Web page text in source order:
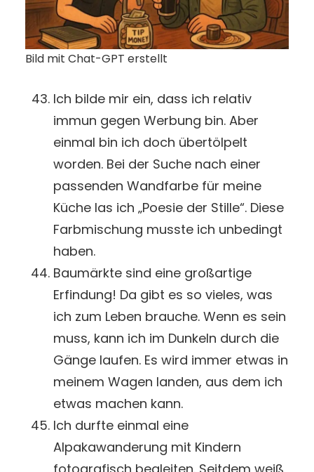
Bild mit Chat-GPT erstellt
Ich bilde mir ein, dass ich relativ
immun gegen Werbung bin. Aber
einmal bin ich doch übertölpelt
worden. Bei der Suche nach einer
passenden Wandfarbe für meine
Küche las ich „Poesie der Stille“. Diese
Farbmischung musste ich unbedingt
haben.
Baumärkte sind eine großartige
Erfindung! Da gibt es so vieles, was
ich zum Leben brauche. Wenn es sein
muss, kann ich im Dunkeln durch die
Gänge laufen. Es wird immer etwas in
meinem Wagen landen, aus dem ich
etwas machen kann.
Ich durfte einmal eine
Alpakawanderung mit Kindern